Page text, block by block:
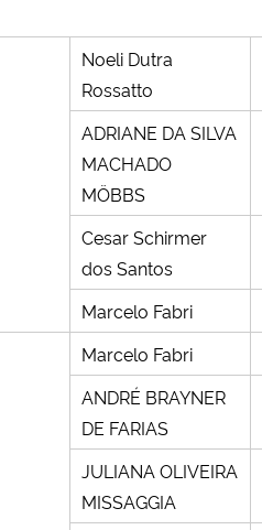
Noeli Dutra
Rossatto
ADRIANE DA SILVA
MACHADO
MÖBBS
Cesar Schirmer
dos Santos
Marcelo Fabri
Marcelo Fabri
ANDRÉ BRAYNER
DE FARIAS
JULIANA OLIVEIRA
MISSAGGIA